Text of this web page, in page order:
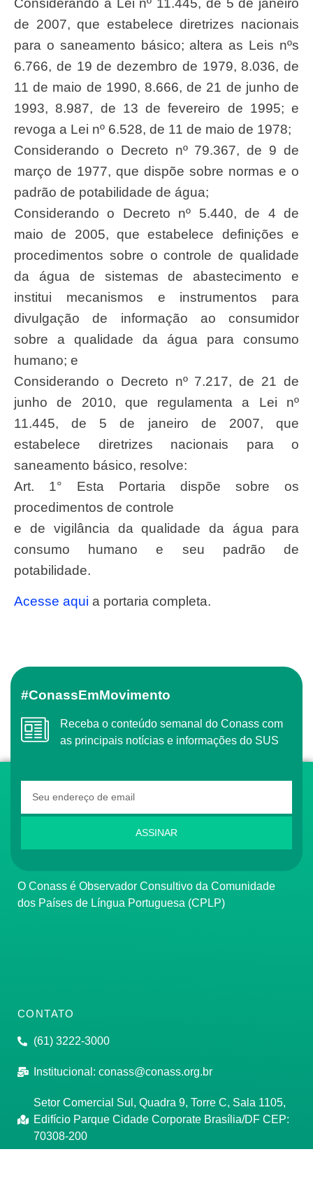
de 2007, que estabelece diretrizes nacionais
para o saneamento básico; altera as Leis nºs
6.766, de 19 de dezembro de 1979, 8.036, de
11 de maio de 1990, 8.666, de 21 de junho de
1993, 8.987, de 13 de fevereiro de 1995; e
revoga a Lei nº 6.528, de 11 de maio de 1978;
Considerando o Decreto nº 79.367, de 9 de
março de 1977, que dispõe sobre normas e o
padrão de potabilidade de água;
Considerando o Decreto nº 5.440, de 4 de
maio de 2005, que estabelece definições e
procedimentos sobre o controle de qualidade
da água de sistemas de abastecimento e
institui mecanismos e instrumentos para
divulgação de informação ao consumidor
sobre a qualidade da água para consumo
humano; e
Considerando o Decreto nº 7.217, de 21 de
junho de 2010, que regulamenta a Lei nº
11.445, de 5 de janeiro de 2007, que
estabelece diretrizes nacionais para o
saneamento básico, resolve:
Art. 1° Esta Portaria dispõe sobre os
procedimentos de controle
e de vigilância da qualidade da água para
consumo humano e seu padrão de
potabilidade.
Acesse aqui a portaria completa.
#ConassEmMovimento
Receba o conteúdo semanal do Conass com
as principais notícias e informações do SUS
ASSINAR
O Conass é Observador Consultivo da Comunidade
dos Países de Língua Portuguesa (CPLP)
CONTATO
(61) 3222-3000
Institucional: conass@conass.org.br
Setor Comercial Sul, Quadra 9, Torre C, Sala 1105,
Edifício Parque Cidade Corporate Brasília/DF CEP:
70308-200